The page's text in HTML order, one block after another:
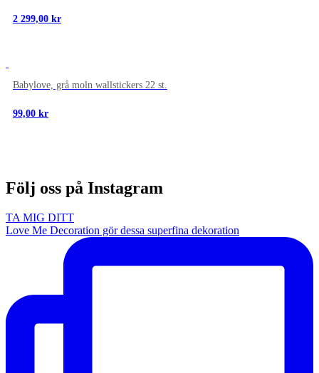
2 299,00 kr
Babylove, grå moln wallstickers 22 st.
99,00 kr
Följ oss på Instagram
TA MIG DITT
Love Me Decoration gör dessa superfina dekoration